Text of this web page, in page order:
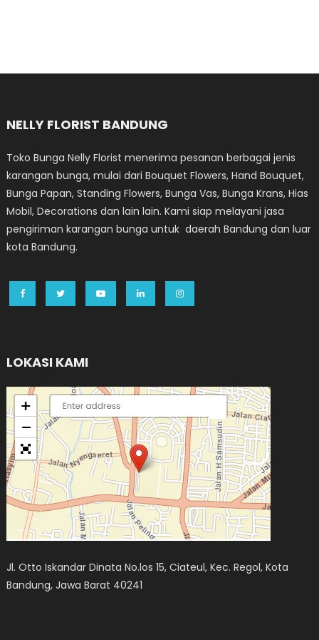
NELLY FLORIST BANDUNG
Toko Bunga Nelly Florist menerima pesanan berbagai jenis
karangan bunga, mulai dari Bouquet Flowers, Hand Bouquet,
Bunga Papan, Standing Flowers, Bunga Vas, Bunga Krans, Hias
Mobil, Decorations dan lain lain. Kami siap melayani jasa
pengiriman karangan bunga untuk daerah Bandung dan luar
kota Bandung.
LOKASI KAMI
Jl. Otto Iskandar Dinata No.los 15, Ciateul, Kec. Regol, Kota
Bandung, Jawa Barat 40241